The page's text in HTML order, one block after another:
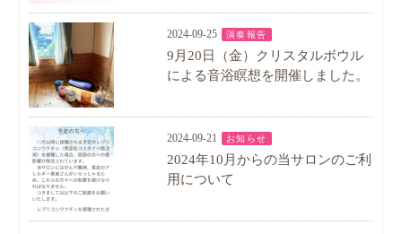
2024-09-25 演奏報告
9月20日（金）クリスタルボウル
による音浴瞑想を開催しました。
2024-09-21 お知らせ
2024年10月からの当サロンのご利
用について